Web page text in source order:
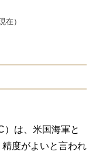
在）
）は、米国海軍と
度がよいと言われ